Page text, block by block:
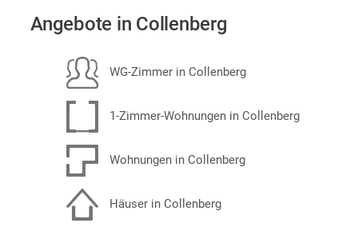
Angebote in Collenberg
WG-Zimmer in Collenberg
1-Zimmer-Wohnungen in Collenberg
Wohnungen in Collenberg
Häuser in Collenberg